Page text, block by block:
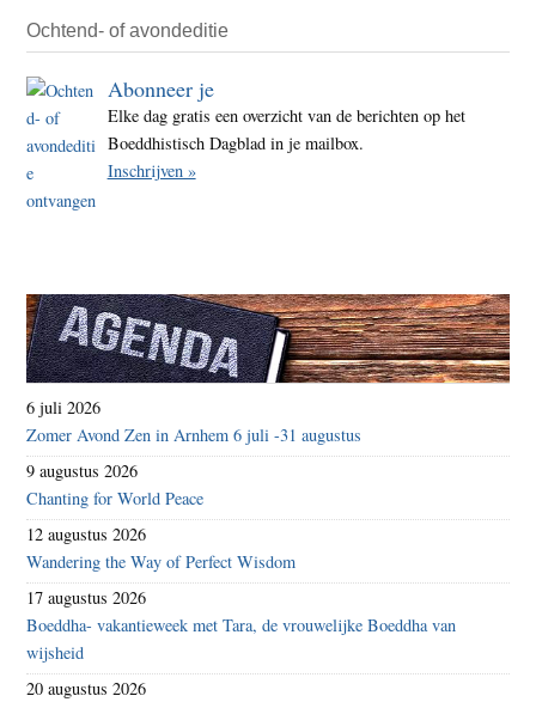
Ochtend- of avondeditie
Abonneer je
Elke dag gratis een overzicht van de berichten op het
Boeddhistisch Dagblad in je mailbox.
Inschrijven »
6 juli 2026
Zomer Avond Zen in Arnhem 6 juli -31 augustus
9 augustus 2026
Chanting for World Peace
12 augustus 2026
Wandering the Way of Perfect Wisdom
17 augustus 2026
Boeddha- vakantieweek met Tara, de vrouwelijke Boeddha van
wijsheid
20 augustus 2026